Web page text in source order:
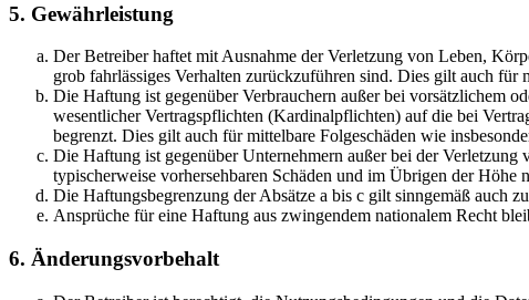
5. Gewährleistung
Der Betreiber haftet mit Ausnahme der Verletzung von Leben,
grob fahrlässiges Verhalten zurückzuführen sind. Dies gilt auch für
Die Haftung ist gegenüber Verbrauchern außer bei vorsätzlichem
wesentlicher Vertragspflichten (Kardinalpflichten) auf die bei
begrenzt. Dies gilt auch für mittelbare Folgeschäden wie
Die Haftung ist gegenüber Unternehmern außer bei der
typischerweise vorhersehbaren Schäden und im Übrigen der Höhe
Die Haftungsbegrenzung der Absätze a bis c gilt sinngemäß auch
Ansprüche für eine Haftung aus zwingendem nationalem Recht
6. Änderungsvorbehalt